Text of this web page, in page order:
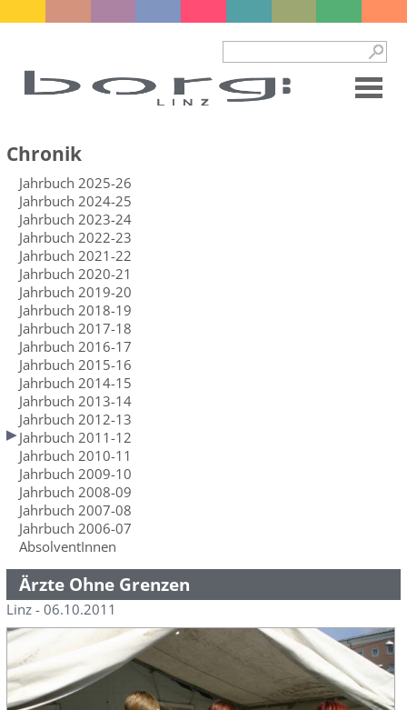
Chronik
Jahrbuch 2025-26
Jahrbuch 2024-25
Jahrbuch 2023-24
Jahrbuch 2022-23
Jahrbuch 2021-22
Jahrbuch 2020-21
Jahrbuch 2019-20
Jahrbuch 2018-19
Jahrbuch 2017-18
Jahrbuch 2016-17
Jahrbuch 2015-16
Jahrbuch 2014-15
Jahrbuch 2013-14
Jahrbuch 2012-13
Jahrbuch 2011-12
Jahrbuch 2010-11
Jahrbuch 2009-10
Jahrbuch 2008-09
Jahrbuch 2007-08
Jahrbuch 2006-07
AbsolventInnen
Ärzte Ohne Grenzen
Linz - 06.10.2011